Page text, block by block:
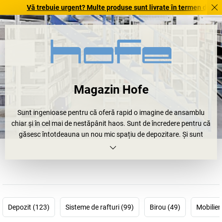
Vă trebuie urgent? Multe produse sunt livrate în termen de o
Magazin Hofe
Sunt ingenioase pentru că oferă rapid o imagine de ansamblu
chiar și în cel mai de nestăpânit haos. Sunt de încredere pentru că
găsesc întotdeauna un nou mic spațiu de depozitare. Și sunt
ordonate, stabile și durabile. Rafturile.
datorită inteligentuluisistem modular de rafturi, le puteți extinde
oricând spre dreapta sau stânga. Rezultatul este utilizarea optimă
Depozit (123) Sisteme de rafturi (99) Birou (49)